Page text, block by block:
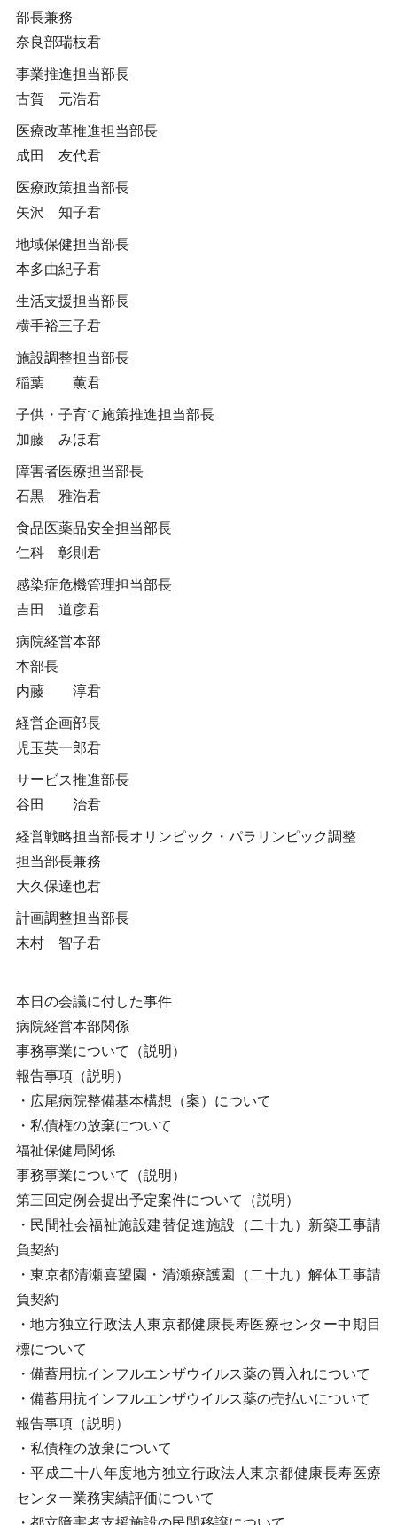
部長兼務
奈良部瑞枝君
事業推進担当部長
古賀 元浩君
医療改革推進担当部長
成田 友代君
医療政策担当部長
矢沢 知子君
地域保健担当部長
本多由紀子君
生活支援担当部長
横手裕三子君
施設調整担当部長
稲葉 薫君
子供・子育て施策推進担当部長
加藤 みほ君
障害者医療担当部長
石黒 雅浩君
食品医薬品安全担当部長
仁科 彰則君
感染症危機管理担当部長
吉田 道彦君
病院経営本部
本部長
内藤 淳君
経営企画部長
児玉英一郎君
サービス推進部長
谷田 治君
経営戦略担当部長オリンピック・パラリンピック調整
担当部長兼務
大久保達也君
計画調整担当部長
末村 智子君
本日の会議に付した事件
病院経営本部関係
事務事業について（説明）
報告事項（説明）
・広尾病院整備基本構想（案）について
・私債権の放棄について
福祉保健局関係
事務事業について（説明）
第三回定例会提出予定案件について（説明）
・民間社会福祉施設建替促進施設（二十九）新築工事請
負契約
・東京都清瀬喜望園・清瀬療護園（二十九）解体工事請
負契約
・地方独立行政法人東京都健康長寿医療センター中期目
標について
・備蓄用抗インフルエンザウイルス薬の買入れについて
・備蓄用抗インフルエンザウイルス薬の売払いについて
報告事項（説明）
・私債権の放棄について
・平成二十八年度地方独立行政法人東京都健康長寿医療
センター業務実績評価について